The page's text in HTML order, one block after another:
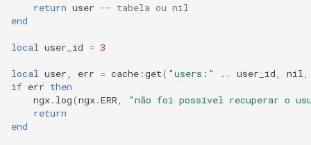
return user -- tabela ou nil
end
local user_id = 3
local user err = cache :get( "users:" .. user_id nil
if err then
ngx. log(ngx.ERR
"não foi possível recuperar o
return
end